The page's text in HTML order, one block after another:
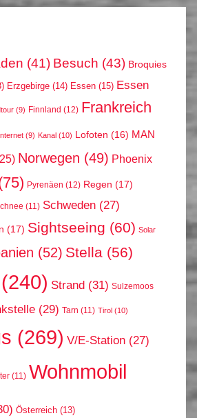
(41) Besuch (43) Broquies
Erzgebirge (14) Essen (15) Essen
(9) Finnland (12) Frankreich
(9) Kanal (10) Lofoten (16) MAN
Norwegen (49) Phoenix
Pyrenäen (12) Regen (17)
(11) Schweden (27)
(17) Sightseeing (60) Solar
(52) Stella (56)
(240) Strand (31) Sulzemoos
(29) Tarn (11) Tirol (10)
(269) V/E-Station (27)
(11) Wohnmobil
Österreich (13)